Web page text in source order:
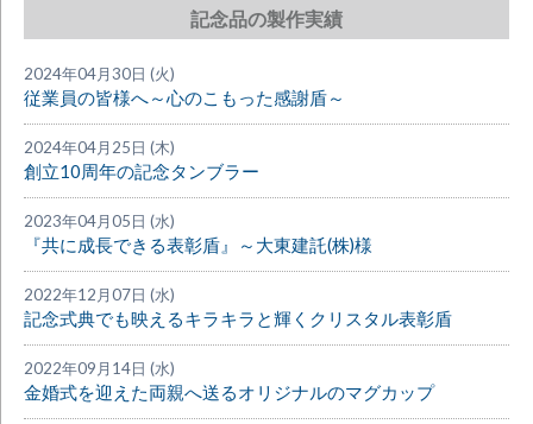
記念品の製作実績
2024年04月30日 (火)
従業員の皆様へ～心のこもった感謝盾～
2024年04月25日 (木)
創立10周年の記念タンブラー
2023年04月05日 (水)
『共に成長できる表彰盾』～大東建託(株)様
2022年12月07日 (水)
記念式典でも映えるキラキラと輝くクリスタル表彰盾
2022年09月14日 (水)
金婚式を迎えた両親へ送るオリジナルのマグカップ